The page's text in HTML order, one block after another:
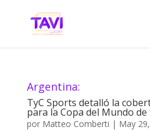
Argentina:
TyC Sports detalló la
para la Copa del Mundo
por Matteo Comberti | May